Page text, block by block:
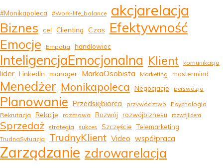
#Monikapoleca #Work-life_balance akcjarelacja
Biznes cel Clienting Czas Efektywność
Emocje Empatia handlowiec
InteligencjaEmocjonalna Klient komunikacja
lider LinkedIn manager MarkaOsobista Marketing mastermind
Menedżer Monikapoleca Negocjacje perswazja
Planowanie Przedsiębiorca przywództwo
Psychologia
Rekrutacja
Relacje rozmowa Rozwój rozwójbiznesu rozwójlidera
Sprzedaż strategia sukces Szczęście Telemarketing
TrudnaSytuacja TrudnyKlient Video współpraca
Zarządzanie zdrowarelacja